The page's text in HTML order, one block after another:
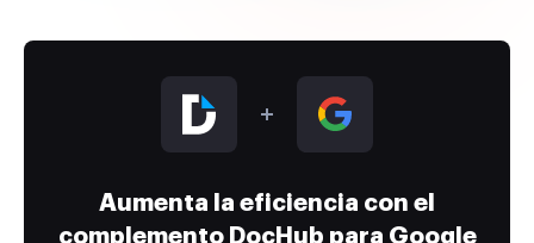
Aumenta la eficiencia con el
complemento DocHub para Google